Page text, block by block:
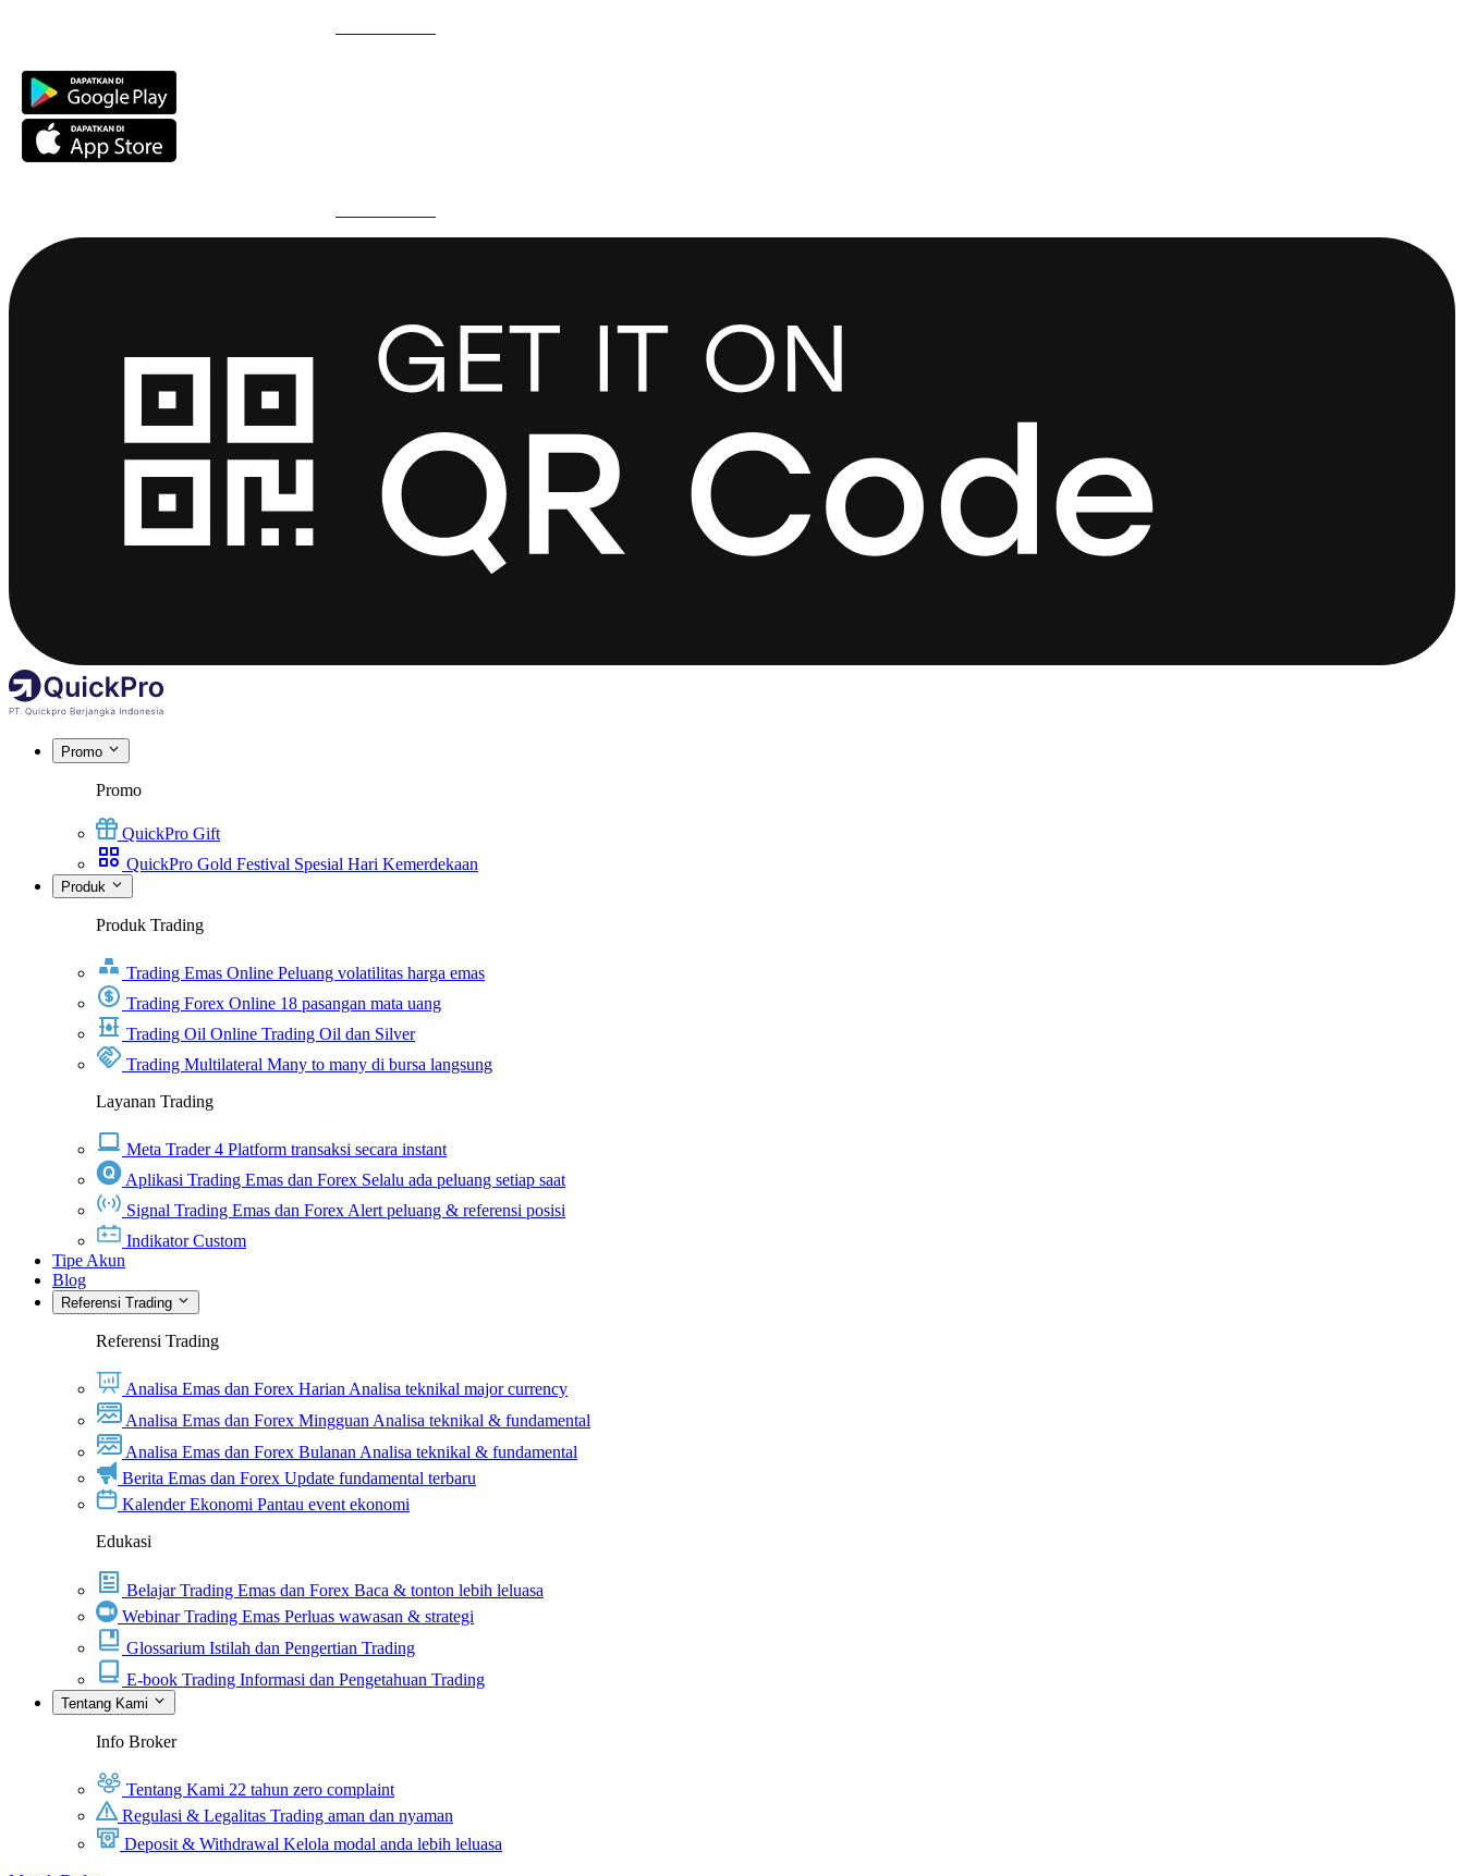
Promo
Promo
QuickPro Gift
QuickPro Gold Festival Spesial Hari Kemerdekaan
Produk
Produk Trading
Trading Emas Online Peluang volatilitas harga emas
Trading Forex Online 18 pasangan mata uang
Trading Oil Online Trading Oil dan Silver
Trading Multilateral Many to many di bursa langsung
Layanan Trading
Meta Trader 4 Platform transaksi secara instant
Aplikasi Trading Emas dan Forex Selalu ada peluang setiap saat
Signal Trading Emas dan Forex Alert peluang & referensi posisi
Indikator Custom
Tipe Akun
Blog
Referensi Trading
Referensi Trading
Analisa Emas dan Forex HarianAnalisa teknikal major currency
Analisa Emas dan Forex MingguanAnalisa teknikal & fundamental
Analisa Emas dan Forex BulananAnalisa teknikal & fundamental
Berita Emas dan Forex Update fundamental terbaru
Kalender Ekonomi Pantau event ekonomi
Edukasi
Belajar Trading Emas dan Forex Baca & tonton lebih leluasa
Webinar Trading Emas Perluas wawasan & strategi
Glossarium Istilah dan Pengertian Trading
E-book Trading Informasi dan Pengetahuan Trading
Tentang Kami
Info Broker
Tentang Kami 22 tahun zero complaint
Regulasi & Legalitas Trading aman dan nyaman
Deposit & Withdrawal Kelola modal anda lebih leluasa